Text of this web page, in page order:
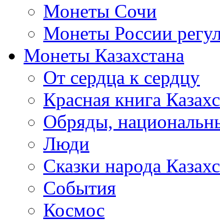
Монеты Сочи
Монеты России
Монеты Казахстана
От сердца к сердцу
Красная книга
Обряды,
Люди
Сказки народа
События
Космос